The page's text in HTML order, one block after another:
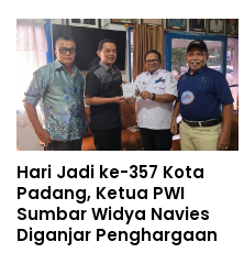
Hari Jadi ke-357 Kota
Padang, Ketua PWI
Sumbar Widya Navies
Diganjar Penghargaan